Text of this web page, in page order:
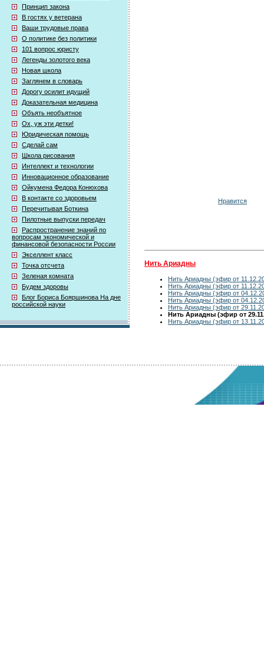
Принцип закона
В гостях у ветерана
Ваши трудовые права
О политике без политики
101 вопрос юристу
Легенды золотого века
Новая школа
Заглянем в словарь
Дорогу осилит идущий
Доказательная медицина
Объять необъятное
Ох, уж эти детки!
Юридическая помощь
Сделай сам
Школа рисования
Интеллект и технологии
Инновационное образование
Ойкумена Федора Конюхова
В контакте со здоровьем
Перечитывая Боткина
Пилотные выпуски передач
Распространение знаний по
вопросам экономической и
финансовой безопасности России
Экселлент класс
Точка отсчета
Зеленая комната
Будем здоровы
Блог Бориса Бояршинова На дне
российской науки
Нравится
Нить Ариадны
Нить Ариадны (эфир от
Нить Ариадны (эфир от
Нить Ариадны (эфир от
Нить Ариадны (эфир от
Нить Ариадны (эфир от
Нить Ариадны (эфир от
Нить Ариадны (эфир от